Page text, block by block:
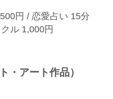
円 / 恋愛占い 15分
ル 1,000円
・アート作品）